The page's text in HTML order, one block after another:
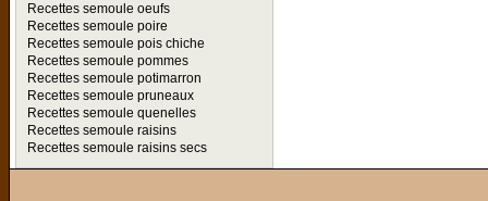
Recettes semoule oeufs
Recettes semoule poire
Recettes semoule pois chiche
Recettes semoule pommes
Recettes semoule potimarron
Recettes semoule pruneaux
Recettes semoule quenelles
Recettes semoule raisins
Recettes semoule raisins secs